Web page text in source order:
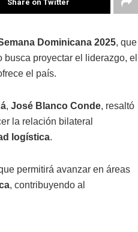
Share on Twitter
Dominicana 2025, que
busca proyectar el liderazgo, el
el país.
, José Blanco Conde, resaltó
la relación bilateral
logística.
permitirá avanzar en áreas
, contribuyendo al